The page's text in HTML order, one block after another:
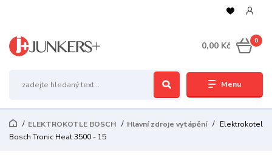
Menu
0
0,00 Kč
ELEKTROKOTLE BOSCH Hlavní zdroje vytápění
Elektrokotel
Bosch Tronic Heat 3500 - 15